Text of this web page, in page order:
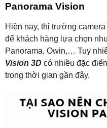
Panorama Vision
Hiện nay, thị trường
để khách hàng lựa chọn
Panorama, Owin,… Tuy
Vision 3D có nhiều đặc
trong thời gian gần đây.